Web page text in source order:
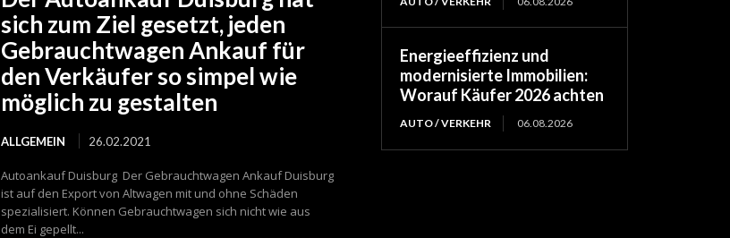
sich zum Ziel gesetzt, jeden
Gebrauchtwagen Ankauf für
den Verkäufer so simpel wie
möglich zu gestalten
ALLGEMEIN 26.02.2021
Autoankauf Duisburg Der Gebrauchtwagen Ankauf Duisburg
ist auf den Export von Altwagen mit und ohne Schäden
spezialisiert. Können Gebrauchtwagen sich nicht wie aus
dem Ei gepellt...
Energieeffizienz und
modernisierte Immobilien:
Worauf Käufer 2026 achten
AUTO / VERKEHR 06.08.2026